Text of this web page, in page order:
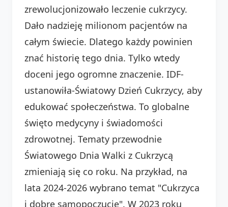
zrewolucjonizowało leczenie cukrzycy.
Dało nadzieję milionom pacjentów na
całym świecie. Dlatego każdy powinien
znać historię tego dnia. Tylko wtedy
doceni jego ogromne znaczenie. IDF-
ustanowiła-Światowy Dzień Cukrzycy, aby
edukować społeczeństwa. To globalne
święto medycyny i świadomości
zdrowotnej. Tematy przewodnie
Światowego Dnia Walki z Cukrzycą
zmieniają się co roku. Na przykład, na
lata 2024-2026 wybrano temat "Cukrzyca
i dobre samopoczucie". W 2023 roku